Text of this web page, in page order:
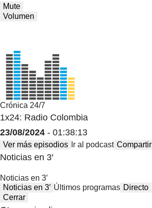
Mute
Volumen
Crónica 24/7
1x24: Radio Colombia
23/08/2024 - 01:38:13
Ver más episodios Ir al podcast Compartir
Noticias en 3′
Noticias en 3′
Noticias en 3′ Últimos programas Directo
Cerrar